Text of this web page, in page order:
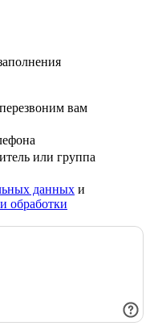
вам
или группа
данных и
обработки